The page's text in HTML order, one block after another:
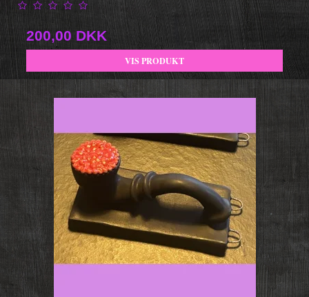
200,00 DKK
VIS PRODUKT